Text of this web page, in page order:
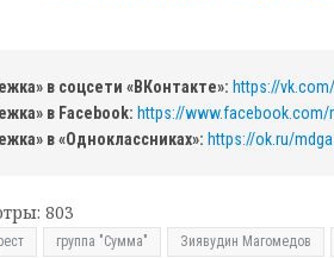
в соцсети «ВКонтакте»: https://
в Facebook: https://www.facebook.com/
в «Одноклассниках»: https://ok.ru/
803
группа "Сумма" Зиявудин Магомедов